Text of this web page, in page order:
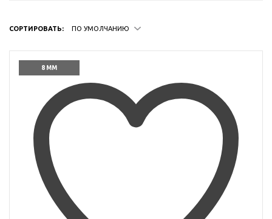
СОРТИРОВАТЬ: ПО УМОЛЧАНИЮ
8 ММ